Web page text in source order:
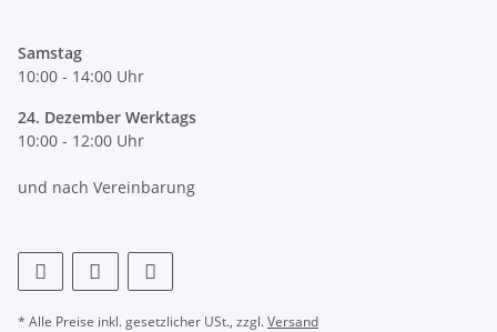
Samstag
10:00 - 14:00 Uhr
24. Dezember Werktags
10:00 - 12:00 Uhr
und nach Vereinbarung
* Alle Preise inkl. gesetzlicher USt., zzgl.Versand